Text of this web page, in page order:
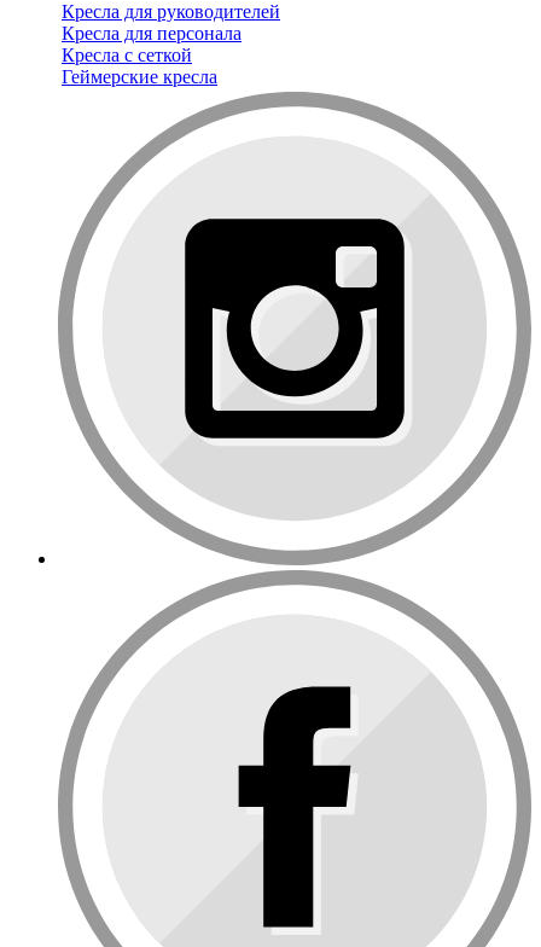
Кресла для руководителей
Кресла для персонала
Кресла с сеткой
Геймерские кресла